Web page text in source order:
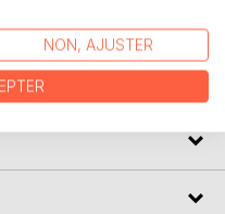
et sert de coatch
de football.
et drôles.
NON, AJUSTER